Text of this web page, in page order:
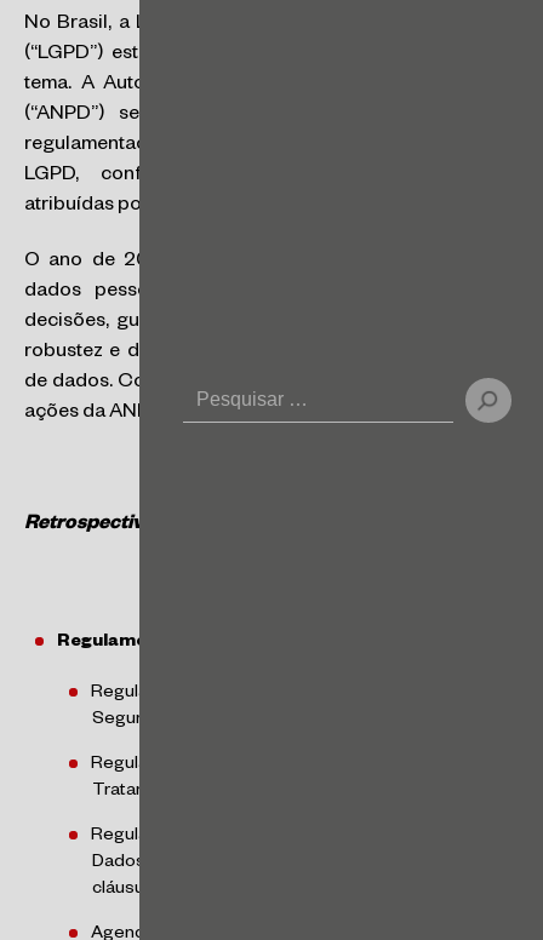
No Brasil, a Lei Geral de Proteção de Dados Pessoais
(“LGPD”) estabelece o principal marco legal sobre o
tema. A Autoridade Nacional de Proteção de Dados
(“ANPD”) segue desempenhando papel central na
regulamentação e fiscalização do cumprimento da
LGPD, conforme competências que lhe foram
atribuídas por tal lei.
O ano de 2024 foi significativo para a proteção de
dados pessoais no Brasil. Novas regulamentações,
decisões, guias e iniciativas da ANPD trouxeram mais
robustez e debate ao tema da privacidade e proteção
de dados. Confira abaixo a retrospectiva das principais
ações da ANPD no ano de 2024.
Retrospectiva 2024
Regulamentações:
Regulamento de Comunicação de Incidente de
Segurança – abril/2024
Regulamento sobre a Atuação do Encarregado pelo
Tratamento de Dados Pessoais – julho/2024
Regulamento de Transferência Internacional de
Dados e disponibilização de conteúdo das
cláusulas-padrão contratuais – agosto/2024
Agenda Regulatória para o biênio 2025-2026 –